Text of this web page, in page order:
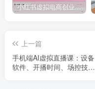
小红书虚拟电商创业课，系统拆解选品-内容-流量-变现，实现零成本变现
上一篇
手机端AI虚拟直播课：设备
软件、开播时间、场控技巧